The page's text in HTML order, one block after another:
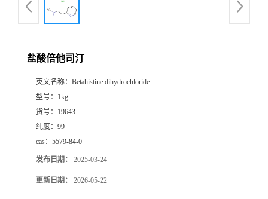
盐酸倍他司汀
英文名称： Betahistine dihydrochloride
型号： 1kg
货号： 19643
纯度： 99
cas： 5579-84-0
发布日期： 2025-03-24
更新日期： 2026-05-22